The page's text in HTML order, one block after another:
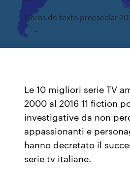
Libros de texto preescolar
Le 10 migliori serie TV
2000 al 2016 11 fiction
investigative da non
appassionanti e
hanno decretato il
serie tv italiane.